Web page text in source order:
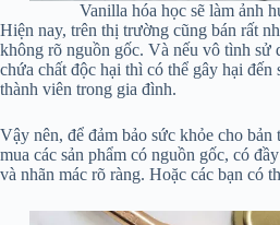
Vanilla hóa học sẽ làm ảnh
Hiện nay, trên thị trường cũng bán rất
không rõ nguồn gốc. Và nếu vô tình sử
chứa chất độc hại thì có thể gây hại đến
thành viên trong gia đình.
Vậy nên, để đảm bảo sức khỏe cho bản
mua các sản phẩm có nguồn gốc, có
và nhãn mác rõ ràng. Hoặc các bạn có